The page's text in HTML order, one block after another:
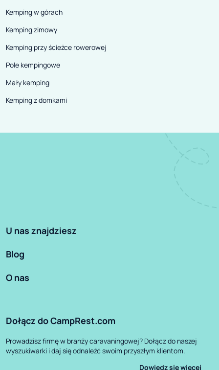
Kemping w górach
Kemping zimowy
Kemping przy ścieżce rowerowej
Pole kempingowe
Mały kemping
Kemping z domkami
U nas znajdziesz
Blog
O nas
Dołącz do CampRest.com
Prowadzisz firmę w branży caravaningowej? Dołącz do naszej
wyszukiwarki i daj się odnaleźć swoim przyszłym klientom.
Dowiedz się więcej